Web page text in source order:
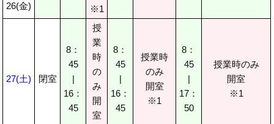
※1
26(金)
27(土) 閉室
8：
45
|
16：
45
授
業
時
の
み
開
室
8：
45
|
16：
45
授業時
のみ
開室
※1
8：
45
|
17：
50
授業時のみ
開室
※1